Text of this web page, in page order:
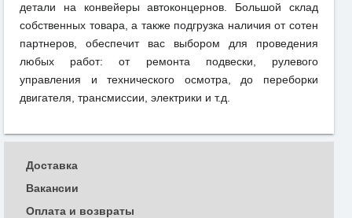
детали на конвейеры автоконцернов. Большой склад
собственных товара, а также подгрузка наличия от сотен
партнеров, обеспечит вас выбором для проведения
любых работ: от ремонта подвески, рулевого
управления и технического осмотра, до переборки
двигателя, трансмиссии, электрики и т.д.
Доставка
Вакансии
Оплата и возвраты